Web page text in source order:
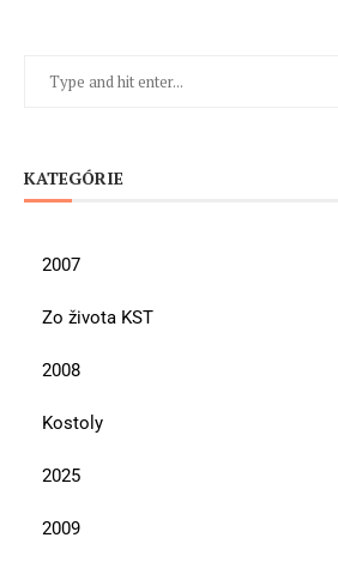
KATEGÓRIE
2007
Zo života KST
2008
Kostoly
2025
2009